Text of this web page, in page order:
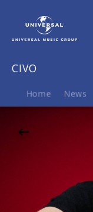
09.10.2026
TonHalle
(im
Mitte),
München,
CIVO
Home News